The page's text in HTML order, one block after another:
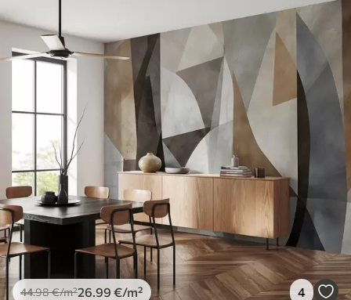
44.98€/m²26 .99 €/m² 4